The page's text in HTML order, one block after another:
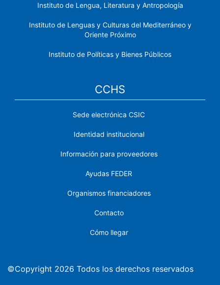
Instituto de Lengua, Literatura y Antropología
Instituto de Lenguas y Culturas del Mediterráneo y
Oriente Próximo
Instituto de Políticas y Bienes Públicos
CCHS
Sede electrónica CSIC
Identidad institucional
Información para proveedores
Ayudas FEDER
Organismos financiadores
Contacto
Cómo llegar
©Copyright 2026 Todos los derechos reservados